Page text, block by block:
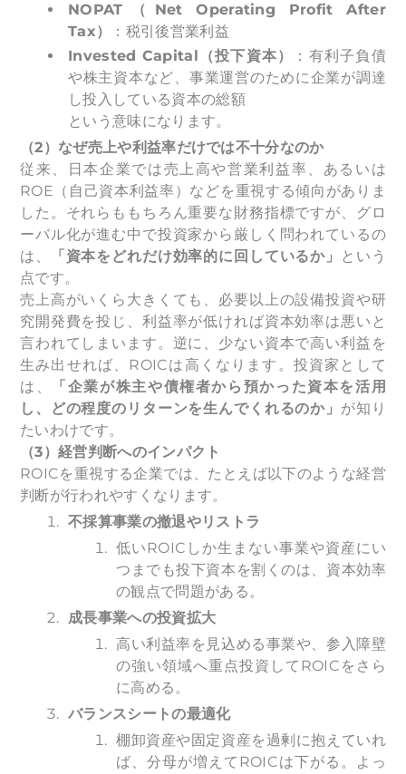
NOPAT （Net Operating Profit After
Tax）
：税引後営業利益
Invested Capital （投下資本）
：有利子負債
や株主資本など、事業運営のために企業が調達
し投入している資本の総額
という意味になります。
（2）なぜ売上や利益率だけでは不十分なのか
従来、日本企業では売上高や営業利益率、あるいは
ROE（自己資本利益率）などを重視する傾向がありま
した。それらももちろん重要な財務指標ですが、グロ
ーバル化が進む中で投資家から厳しく問われているの
は、
「資本をどれだけ効率的に回しているか」
という
点です。
売上高がいくら大きくても、必要以上の設備投資や研
究開発費を投じ、利益率が低ければ資本効率は悪いと
言われてしまいます。逆に、少ない資本で高い利益を
生み出せれば、ROICは高くなります。投資家として
は、
「企業が株主や債権者から預かった資本を活用
し、どの程度のリターンを生んでくれるのか」 が知り
たいわけです。
（3）経営判断へのインパクト
ROICを重視する企業では、たとえば以下のような経営
判断が行われやすくなります。
不採算事業の撤退やリストラ
低いROICしか生まない事業や資産にい
つまでも投下資本を割くのは、資本効率
の観点で問題がある。
成長事業への投資拡大
高い利益率を見込める事業や、参入障壁
の強い領域へ重点投資してROICをさら
に高める。
バランスシートの最適化
棚卸資産や固定資産を過剰に抱えていれ
ば、分母が増えてROICは下がる。よっ